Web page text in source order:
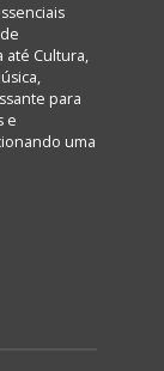
até Cultura,
para
e
uma